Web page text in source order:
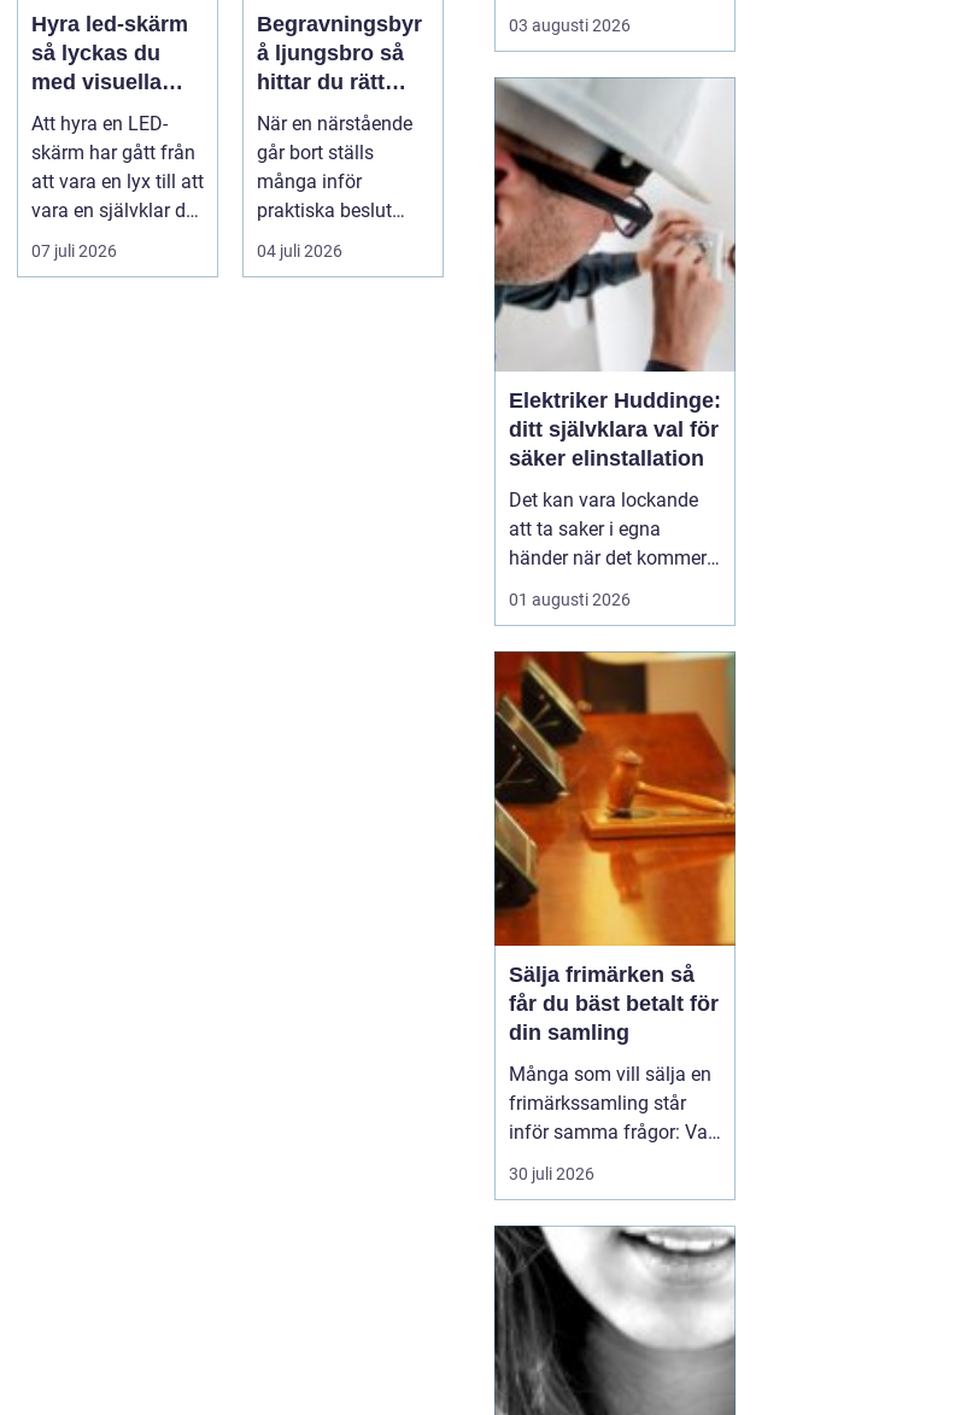
Hyra led-skärm
så lyckas du
med visuella
upplevelser på
event
Att hyra en LED-
skärm har gått från
att vara en lyx till att
vara en självklar del
på många event,
m...
07 juli 2026
Begravningsbyr
å ljungsbro så
hittar du rätt
stöd i en svår tid
När en närstående
går bort ställs
många inför
praktiska beslut
mitt i sorgen. Frågor
om ceremoni, ju...
04 juli 2026
praktiskt och ibland
också mer bränslesnålt
är skillnaden tydlig
redan efter första
veckan: mindre stök,
torrar...
03 augusti 2026
Elektriker Huddinge:
ditt självklara val för
säker elinstallation
Det kan vara lockande
att ta saker i egna
händer när det kommer
till hemförbättringar,
men när det handlar om
alltid bäst att vända sig
till ett proffs. I Huddinge
finns det många ...
01 augusti 2026
Sälja frimärken så
får du bäst betalt för
din samling
Många som vill sälja en
frimärkssamling står
inför samma frågor: Vad
är samlingen värd? Var
vänder man sig? Och hur
för billigt? Oavsett om
samlingen är egen, ärvd
eller del av ett dödsbo
går det att skapa
ordning, få en rättvi...
30 juli 2026